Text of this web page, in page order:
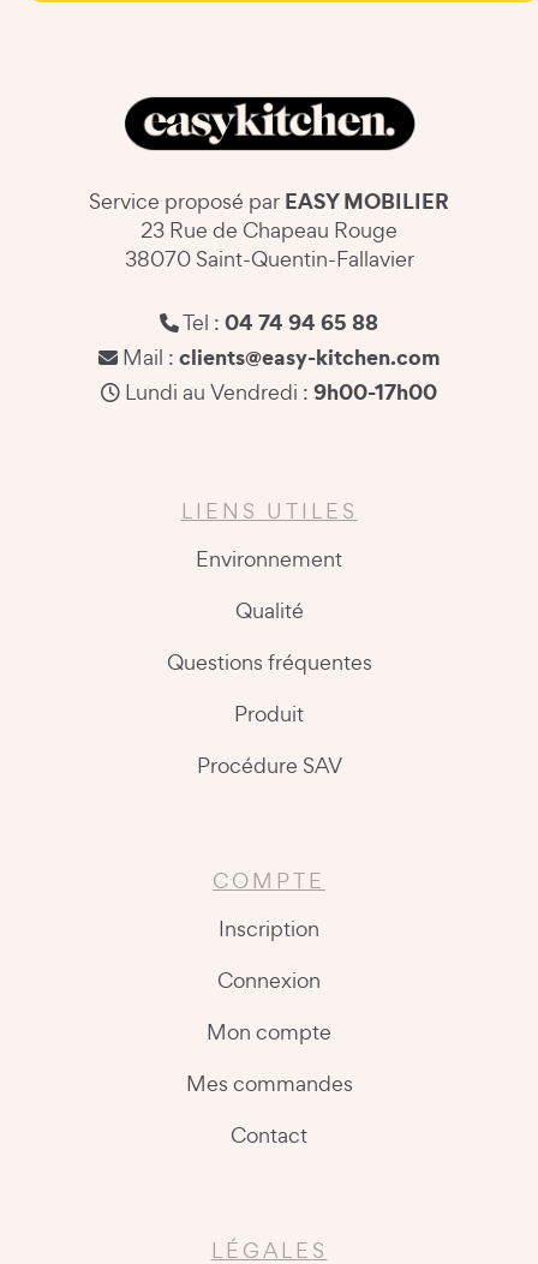
Service proposé par EASY MOBILIER
23 Rue de Chapeau Rouge
38070 Saint-Quentin-Fallavier
Tel : 04 74 94 65 88
Mail : clients@easy-kitchen.com
Lundi au Vendredi : 9h00-17h00
LIENS UTILES
Environnement
Qualité
Questions fréquentes
Produit
Procédure SAV
COMPTE
Inscription
Connexion
Mon compte
Mes commandes
Contact
LÉGALES